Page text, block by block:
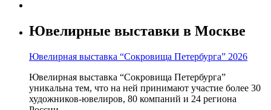
Ювелирные выставки в Москве
Ювелирная выставка “Сокровища Петербурга” 2026
Ювелирная выставка “Сокровища Петербурга”
уникальна тем, что на ней принимают участие более 30
художников-ювелиров, 80 компаний и 24 региона